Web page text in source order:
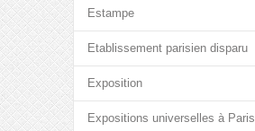
Estampe
Etablissement parisien disparu
Exposition
Expositions universelles à Paris